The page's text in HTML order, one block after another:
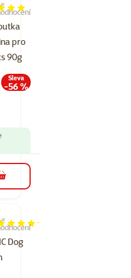
pro
90g
počet hodnocení: 3
Sleva
-56 %
do košíku
Dog
počet hodnocení: 4